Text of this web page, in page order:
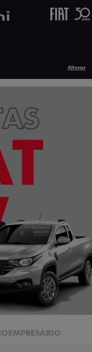
Alterar